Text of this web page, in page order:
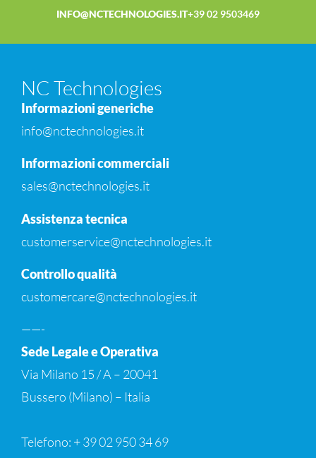
INFO@NCTECHNOLOGIES.IT+39 02 9503469
NC Technologies
Informazioni generiche
info@nctechnologies.it
Informazioni commerciali
sales@nctechnologies.it
Assistenza tecnica
customerservice@nctechnologies.it
Controllo qualità
customercare@nctechnologies.it
——-
Sede Legale e Operativa
Via Milano 15 / A – 20041
Bussero (Milano) – Italia
Telefono: + 39 02 950 34 69